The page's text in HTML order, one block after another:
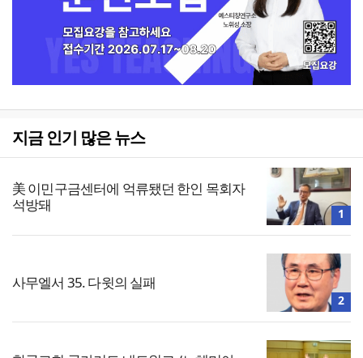
지금 인기 많은 뉴스
美 이민구금센터에 억류됐던 한인 목회자
석방돼
1
사무엘서 35. 다윗의 실패
2